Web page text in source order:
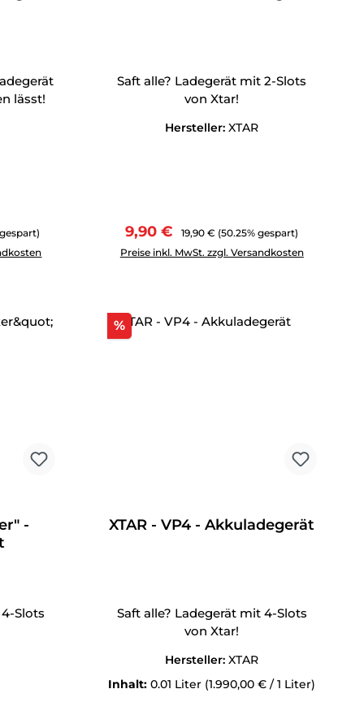
um die Anzahl zu erhöhen oder zu reduzieren.
lässt!
Wert ein oder benutze die Schaltflächen um
Saft alle? Ladegerät mit 2-Slots
von Xtar!
Hersteller:XTAR
Verkaufspreis:
9,90 € Regulärer Preis:
19,90 € (50.25% gespart)
Preise inkl. MwSt. zzgl. Versandkosten
Produkt Anzahl: Gib den gewünschten
-
Slots
%Rabatt
XTAR - VP4 - Akkuladegerät
Saft alle? Ladegerät mit 4-Slots
von Xtar!
Hersteller:XTAR
Inhalt:0.01 Liter (1.990,00 € / 1 Liter)